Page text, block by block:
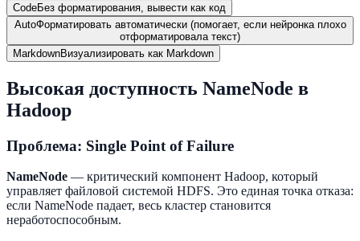
CodeБез форматирования, вывести как код
AutoФорматировать автоматически (помогает, если нейронка плохо
отформатировала текст)
MarkdownВизуализировать как Markdown
Высокая доступность NameNode в
Hadoop
Проблема: Single Point of Failure
NameNode — критический компонент Hadoop, который
управляет файловой системой HDFS. Это единая точка отказа:
если NameNode падает, весь кластер становится
неработоспособным.